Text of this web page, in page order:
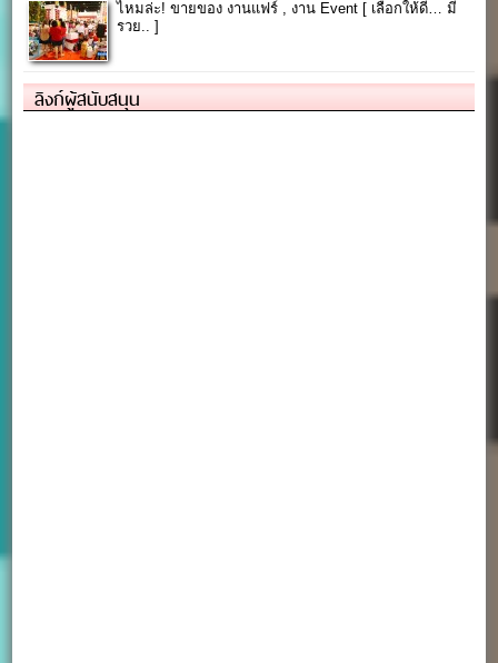
ไหมล่ะ! ขายของ งานแฟร์ , งาน Event [ เลือกให้ดี… มี
รวย.. ]
ลิงก์ผู้สนับสนุน